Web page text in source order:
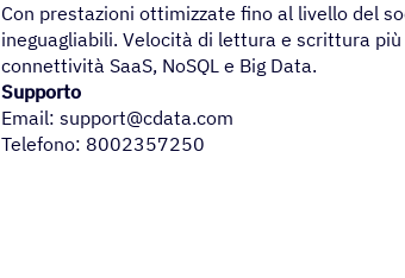
Con prestazioni ottimizzate fino al livello del
ineguagliabili. Velocità di lettura e scrittura
connettività SaaS, NoSQL e Big Data.
Supporto
Email: support@cdata.com
Telefono: 8002357250